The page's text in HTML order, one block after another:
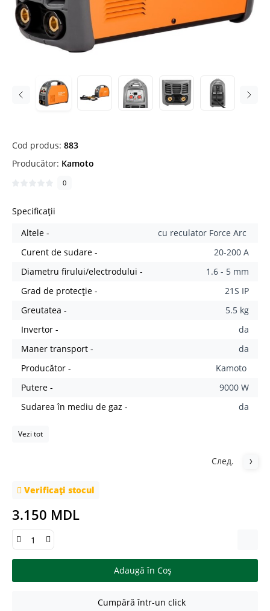
Cod produs: 883
Producător: Kamoto
0
Specificații
Altele -
cu reculator Force Arc
Curent de sudare -
20-200 A
Diametru firului/electrodului -
1.6 - 5 mm
Grad de protecție -
21S IP
Greutatea -
5.5 kg
Invertor -
da
Maner transport -
da
Producător -
Kamoto
Putere -
9000 W
Sudarea în mediu de gaz -
da
Vezi tot
След.
Verificați stocul
3.150 MDL
Adaugă în Coş
Cumpără într-un click